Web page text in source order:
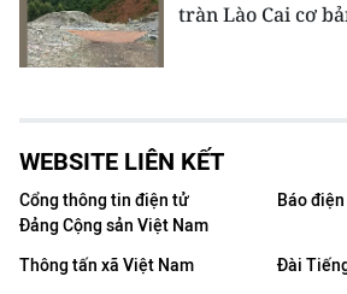
tràn Lào Cai cơ
WEBSITE LIÊN KẾT
Cổng thông tin điện tử
Đảng Cộng sản Việt Nam
Báo
Thông tấn xã Việt Nam
Đài